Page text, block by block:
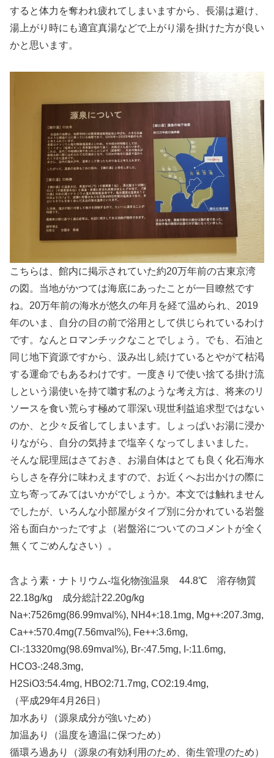
すると体力を奪われ疲れてしまいますから、長湯は避け、
湯上がり時にも適宜真湯などで上がり湯を掛けた方が良い
かと思います。
こちらは、館内に掲示されていた約20万年前の古東京湾
の図。当地がかつては海底にあったことが一目瞭然です
ね。20万年前の海水が悠久の年月を経て温められ、2019
年のいま、自分の目の前で浴用として供じられているわけ
です。なんとロマンチックなことでしょう。でも、石油と
同じ地下資源ですから、汲み出し続けているとやがて枯渇
する運命でもあるわけです。一度きりで使い捨てる掛け流
しという湯使いを持て囃す私のような考え方は、将来のリ
ソースを食い荒らす極めて罪深い現世利益追求型ではない
のか、と少々反省してしまいます。しょっぱいお湯に浸か
りながら、自分の気持まで塩辛くなってしまいました。
そんな屁理屈はさておき、お湯自体はとても良く化石海水
らしさを存分に味わえますので、お近くへお出かけの際に
立ち寄ってみてはいかがでしょうか。本文では触れません
でしたが、いろんな小部屋がタイプ別に分かれている岩盤
浴も面白かったですよ（岩盤浴についてのコメントが全く
無くてごめんなさい）。
含よう素・ナトリウム-塩化物強温泉 44.8℃ 溶存物質
22.18g/kg 成分総計22.20g/kg
Na+:7526mg(86.99mval%), NH4+:18.1mg, Mg++:207.3mg,
Ca++:570.4mg(7.56mval%), Fe++:3.6mg,
Cl-:13320mg(98.69mval%), Br-:47.5mg, I-:11.6mg,
HCO3-:248.3mg,
H2SiO3:54.4mg, HBO2:71.7mg, CO2:19.4mg,
（平成29年4月26日）
加水あり（源泉成分が強いため）
加温あり（温度を適温に保つため）
循環ろ過あり（源泉の有効利用のため、衛生管理のため）